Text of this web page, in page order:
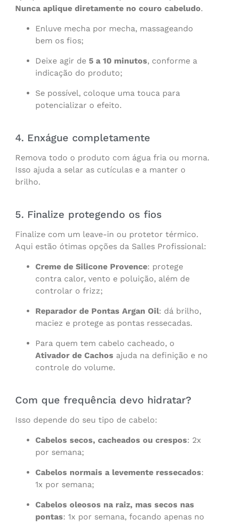
Nunca aplique diretamente no couro cabeludo.
Enluve mecha por mecha, massageando
bem os fios;
Deixe agir de 5 a 10 minutos, conforme a
indicação do produto;
Se possível, coloque uma touca para
potencializar o efeito.
4. Enxágue completamente
Remova todo o produto com água fria ou morna.
Isso ajuda a selar as cutículas e a manter o
brilho.
5. Finalize protegendo os fios
Finalize com um leave-in ou protetor térmico.
Aqui estão ótimas opções da Salles Profissional:
Creme de Silicone Provence: protege
contra calor, vento e poluição, além de
controlar o frizz;
Reparador de Pontas Argan Oil: dá brilho,
maciez e protege as pontas ressecadas.
Para quem tem cabelo cacheado, o
Ativador de Cachos ajuda na definição e no
controle do volume.
Com que frequência devo hidratar?
Isso depende do seu tipo de cabelo:
Cabelos secos, cacheados ou crespos: 2x
por semana;
Cabelos normais a levemente ressecados:
1x por semana;
Cabelos oleosos na raiz, mas secos nas
pontas: 1x por semana, focando apenas no